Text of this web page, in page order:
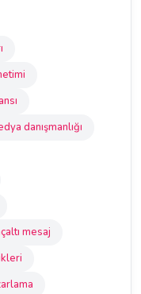
danışmanlığı
mesaj